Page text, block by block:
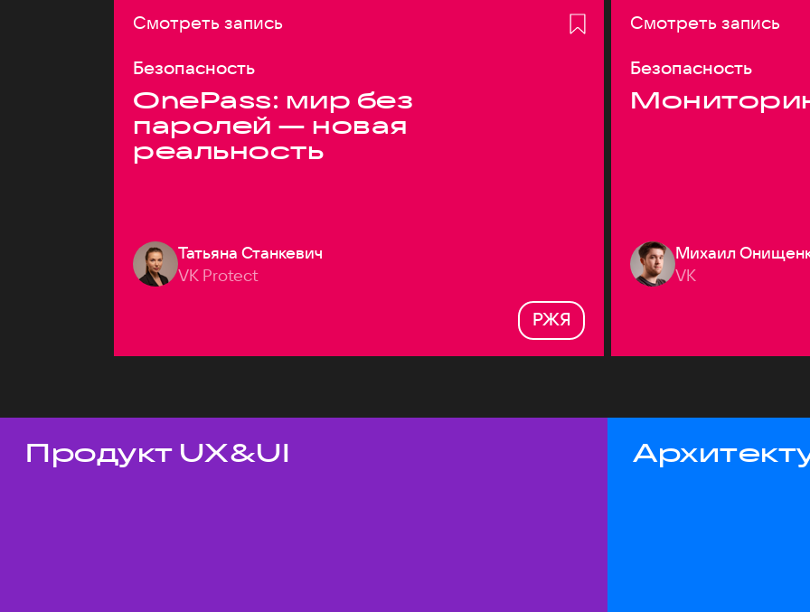
Смотреть запись
Безопасность
OnePass: мир без
паролей — новая
реальность
Татьяна Станкевич
VK Protect
РЖЯ
Смотреть запись
Безопасность
Михаил
VK
Темы докладов
Продукт UX&UI